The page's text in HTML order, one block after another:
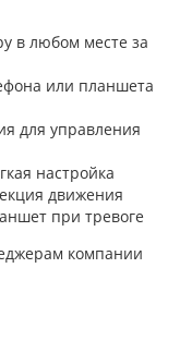
в любом месте за
или планшета
для управления
настройка
движения
при тревоге
компании